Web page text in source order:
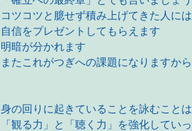
コツコツと臆せず積み上げてきた人に
自信をプレゼントしてもらえます
明暗が分かれます
またこれがつぎへの課題になりますか
身の回りに起きていることを詠むこと
「観る力」と「聴く力」を強化してい